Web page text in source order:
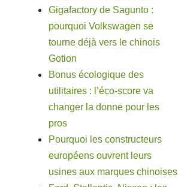
Gigafactory de Sagunto :
pourquoi Volkswagen se
tourne déjà vers le chinois
Gotion
Bonus écologique des
utilitaires : l’éco-score va
changer la donne pour les
pros
Pourquoi les constructeurs
européens ouvrent leurs
usines aux marques chinoises